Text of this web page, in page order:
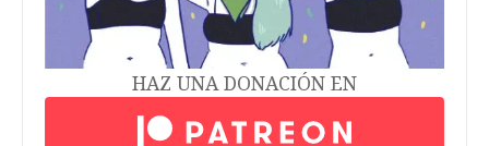
HAZ UNA DONACIÓN EN